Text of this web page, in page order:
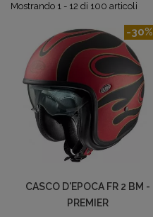
Mostrando 1 - 12 di 100 articoli
CASCO D'EPOCA FR 2 BM -
PREMIER
-30%